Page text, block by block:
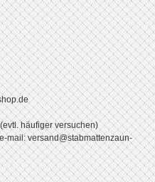
häufiger versuchen)
mail: versand@stabmattenzaun-